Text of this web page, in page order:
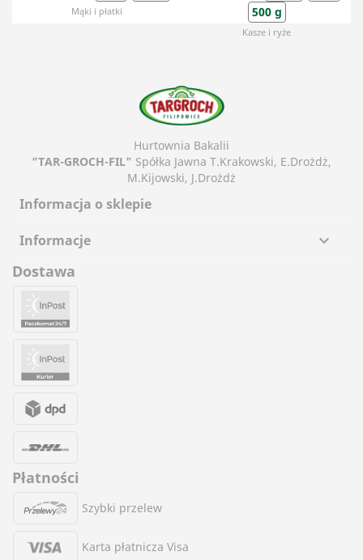
Mąki i płatki
500 g
Kasze i ryże
Hurtownia Bakalii
"TAR-GROCH-FIL" Spółka Jawna T.Krakowski, E.Drożdż,
M.Kijowski, J.Drożdż
Informacja o sklepie
Informacje

Dostawa
Płatności
Szybki przelew
Karta płatnicza Visa